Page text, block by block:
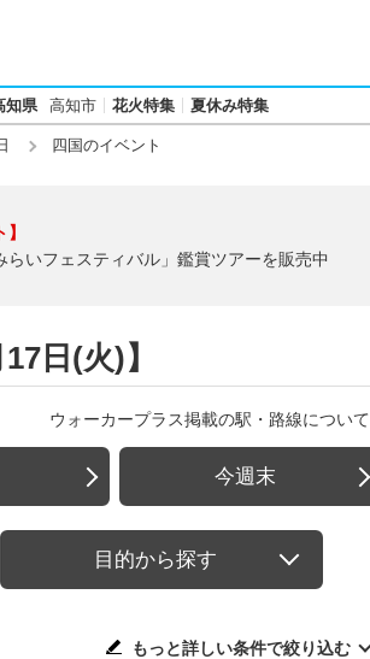
知県 高知市 花火特集 夏休み特集
四国のイベント
いフェスティバル」鑑賞ツアーを販売中
日(火)】
ウォーカープラス掲載の駅・路線について
今週末
目的から探す
もっと詳しい条件で絞り込む